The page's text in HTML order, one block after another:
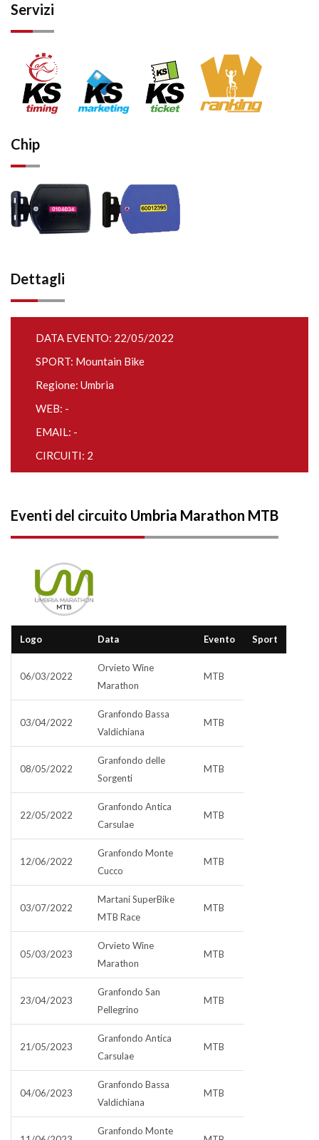
Servizi
Chip
Dettagli
DATA EVENTO: 22/05/2022
SPORT: Mountain Bike
Regione: Umbria
WEB: -
EMAIL: -
CIRCUITI: 2
Eventi del circuito Umbria Marathon MTB
Logo Data Evento Sport
06/03/2022
Orvieto Wine
Marathon
MTB
03/04/2022
Granfondo Bassa
Valdichiana
MTB
08/05/2022
Granfondo delle
Sorgenti
MTB
22/05/2022
Granfondo Antica
Carsulae
MTB
12/06/2022
Granfondo Monte
Cucco
MTB
03/07/2022
Martani SuperBike
MTB Race
MTB
05/03/2023
Orvieto Wine
Marathon
MTB
23/04/2023
Granfondo San
Pellegrino
MTB
21/05/2023
Granfondo Antica
Carsulae
MTB
04/06/2023
Granfondo Bassa
Valdichiana
MTB
Granfondo Monte